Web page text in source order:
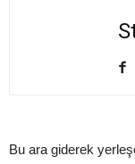
Bu ara giderek